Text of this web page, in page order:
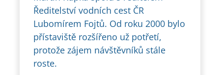
Ředitelství vodních cest ČR
Lubomírem Fojtů. Od roku 2000 bylo
přístaviště rozšířeno už potřetí,
protože zájem návštěvníků stále
roste.